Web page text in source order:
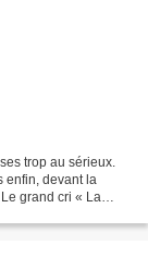
trop au sérieux.
enfin, devant la
grand cri « La